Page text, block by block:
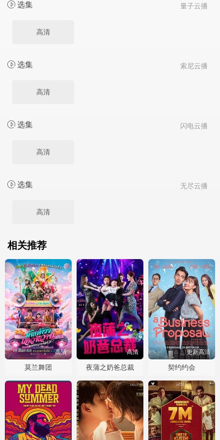
量子云播
选集
高清
索尼云播
选集
高清
闪电云播
选集
高清
无尽云播
选集
高清
相关推荐
高清
莫兰舞团
高清
夜蒲之奶爸总裁
更新高清
契约约会